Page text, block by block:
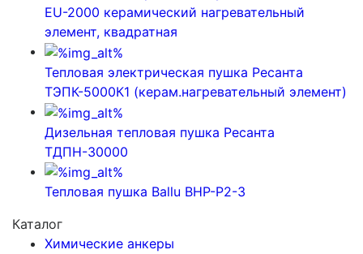
EU-2000 керамический нагревательный
элемент, квадратная
Тепловая электрическая пушка Ресанта
ТЭПК-5000К1 (керам.нагревательный элемент)
Дизельная тепловая пушка Ресанта
ТДПН-30000
Тепловая пушка Ballu BHP-P2-3
Каталог
Химические анкеры